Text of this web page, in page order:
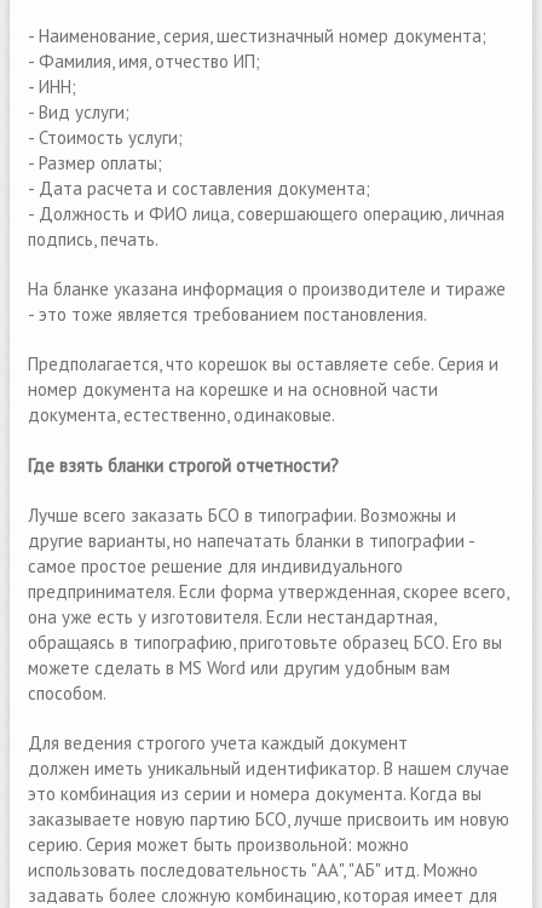
- Наименование, серия, шестизначный номер документа;
- Фамилия, имя, отчество ИП;
- ИНН;
- Вид услуги;
- Стоимость услуги;
- Размер оплаты;
- Дата расчета и составления документа;
- Должность и ФИО лица, совершающего операцию, личная
подпись, печать.
На бланке указана информация о производителе и тираже
- это тоже является требованием постановления.
Предполагается, что корешок вы оставляете себе. Серия и
номер документа на корешке и на основной части
документа, естественно, одинаковые.
Где взять бланки строгой отчетности?
Лучше всего заказать БСО в типографии. Возможны и
другие варианты, но напечатать бланки в типографии -
самое простое решение для индивидуального
предпринимателя. Если форма утвержденная, скорее всего,
она уже есть у изготовителя. Если нестандартная,
обращаясь в типографию, приготовьте образец БСО. Его вы
можете сделать в MS Word или другим удобным вам
способом.
Для ведения строгого учeта каждый документ
должен иметь уникальный идентификатор. В нашем случае
это комбинация из серии и номера документа. Когда вы
заказываете новую партию БСО, лучше присвоить им новую
серию. Серия может быть произвольной: можно
использовать последовательность "АА", "АБ" итд. Можно
задавать более сложную комбинацию, которая имеет для